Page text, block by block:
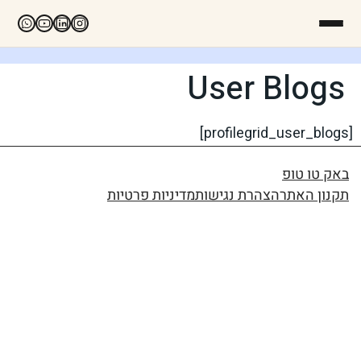
User Blogs
[profilegrid_user_blogs]
באק טו טופ
תקנון האתרהצהרת נגישותמדיניות פרטיות